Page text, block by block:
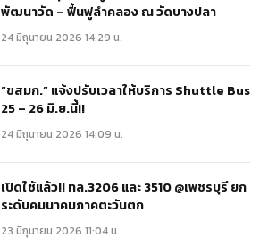
พัฒนาวัด – ฟื้นฟูลำคลอง ณ วัดบางปลา
24 มิถุนายน 2026 14:29 น.
“ขสมก.” แจ้งปรับเวลาให้บริการ Shuttle Bus
25 – 26 มิ.ย.นี้!!
24 มิถุนายน 2026 14:09 น.
เปิดใช้แล้ว!! ทล.3206 และ 3510 @เพชรบุรี ยก
ระดับคมนาคมภาคตะวันตก
23 มิถุนายน 2026 11:04 น.